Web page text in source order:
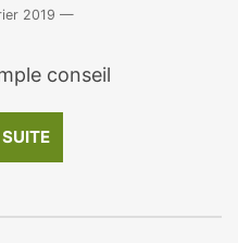
2019
conseil